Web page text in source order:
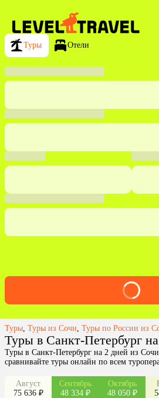
Туры Отели
Туры Туры из Сочи Туры по России из
Туры в Санкт-Петербург
Туры в Санкт-Петербург на 2 дней из
сравнивайте туры онлайн по всем
Август
75 636 ₽
Сентябрь
48 334 ₽
Октябрь
48 050 ₽